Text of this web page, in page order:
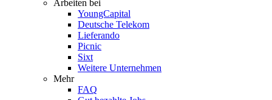
Arbeiten bei
YoungCapital
Deutsche Telekom
Lieferando
Picnic
Sixt
Weitere Unternehmen
Mehr
FAQ